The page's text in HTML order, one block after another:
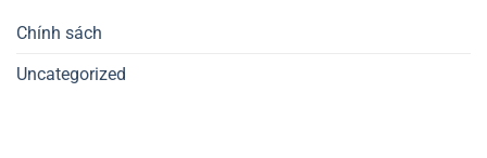
Chính sách
Uncategorized